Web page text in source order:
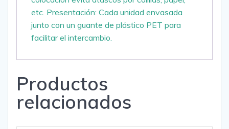
etc. Presentación: Cada unidad envasada
junto con un guante de plástico PET para
facilitar el intercambio.
Productos
relacionados